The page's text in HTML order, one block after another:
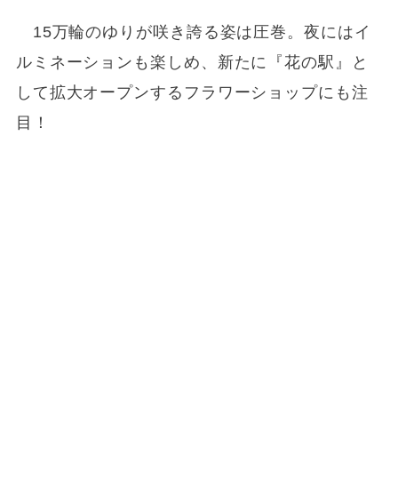
15万輪のゆりが咲き誇る姿は圧巻。夜にはイ
ルミネーションも楽しめ、新たに『花の駅』と
して拡大オープンするフラワーショップにも注
目！